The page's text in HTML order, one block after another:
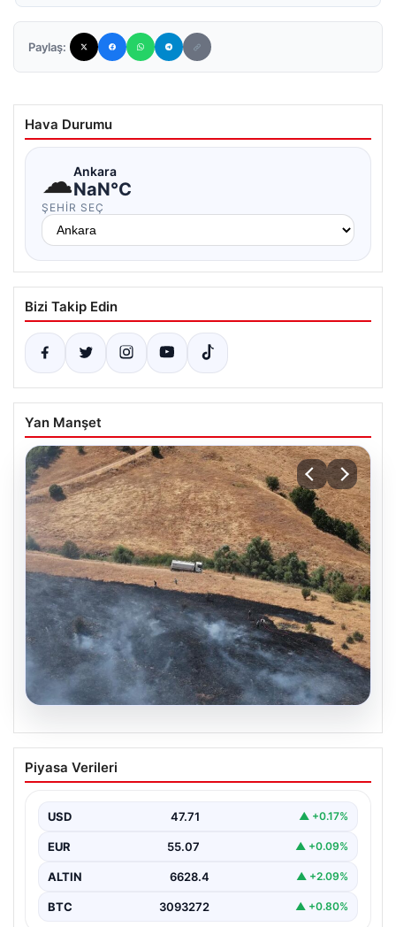
Paylaş:
Hava Durumu
☁Ankara
NaN°C
ŞEHIR SEÇ
Bizi Takip Edin
Yan Manşet
Tunceli’de otluk alandan ormana
sıçrayan yangın söndürüldü
Yangın Kontrol Altına Alındı", "content": "Tunceli’nin
çeşitli…
Piyasa Verileri
USD 47.71 ▲ +0.17%
EUR 55.07 ▲ +0.09%
ALTIN 6628.4 ▲ +2.09%
BTC 3093272 ▲ +0.80%